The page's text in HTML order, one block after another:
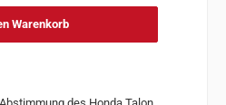
Warenkorb